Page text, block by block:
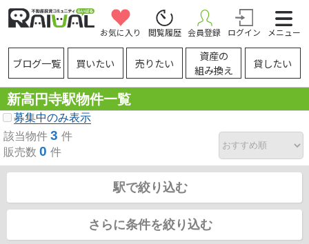
お気に入り 閲覧履歴 会員登録 ログイン メニュー
ブログ一覧 買いたい 売りたい
資産の
組み換え
貸したい
新高円寺駅物件一覧
募集中のみ表示
該当物件 3 件
販売数 0 件
駅で絞り込む
さらに条件を絞り込む